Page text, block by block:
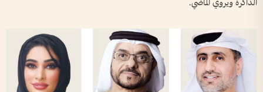
الذاكرة ويروي الماضي.